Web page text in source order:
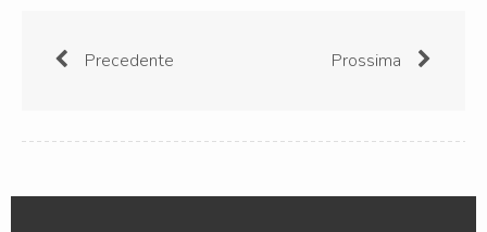
Precedente Prossima